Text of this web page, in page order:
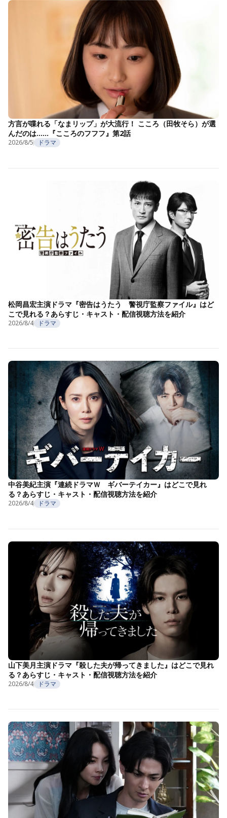
方言が喋れる「なまリップ」が大流行！ こころ（田牧そら）が選
んだのは……『こころのフフフ』第2話
2026/8/5 ドラマ
松岡昌宏主演ドラマ『密告はうたう 警視庁監察ファイル』はど
こで見れる？あらすじ・キャスト・配信視聴方法を紹介
2026/8/4 ドラマ
中谷美紀主演『連続ドラマＷ ギバーテイカー』はどこで見れ
る？あらすじ・キャスト・配信視聴方法を紹介
2026/8/4 ドラマ
山下美月主演ドラマ『殺した夫が帰ってきました』はどこで見れ
る？あらすじ・キャスト・配信視聴方法を紹介
2026/8/4 ドラマ